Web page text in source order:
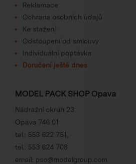
Reklamace
Ochrana osobních údajů
Ke stažení
Odstoupení od smlouvy
Individuální poptávka
Doručení ještě dnes
MODEL PACK SHOP Opava
Nádražní okruh 23
Opava 746 01
tel.: 553 622 751
tel.: 553 624 708
email: pso@modelgroup.com